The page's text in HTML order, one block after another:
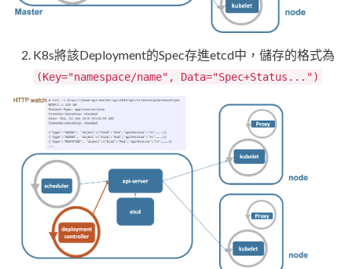
K8s將該Deployment的Spec存進etcd中，儲存的格式為
(Key="namespace/name", Data="Spec+Status...")